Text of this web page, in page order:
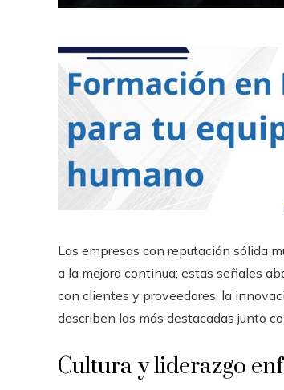
Las empresas con reputación sólida
a la mejora continua; estas señales
con clientes y proveedores, la
describen las más destacadas junto
Cultura y liderazgo